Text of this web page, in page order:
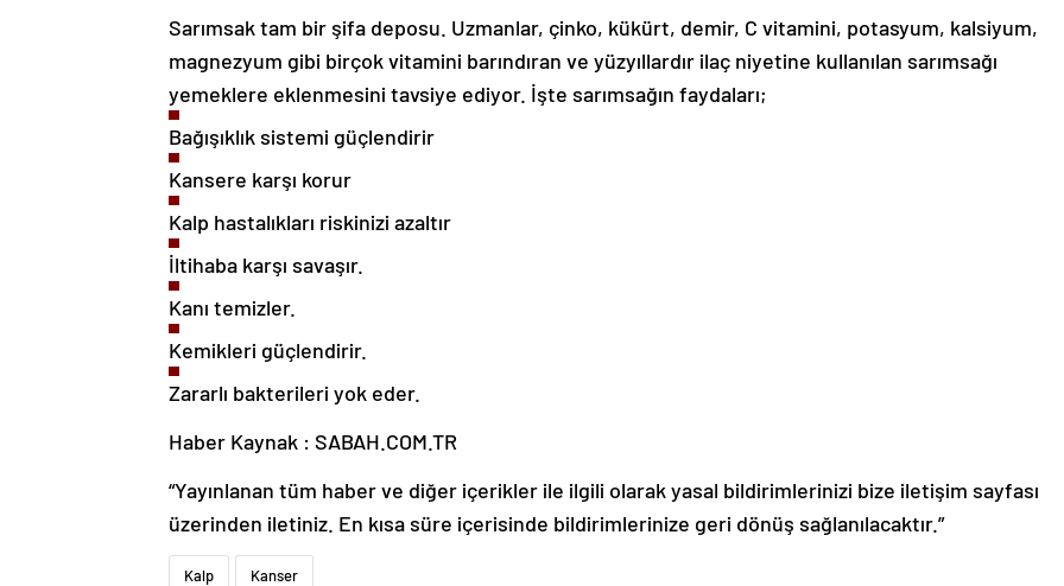
Sarımsak tam bir şifa deposu. Uzmanlar, çinko, kükürt, demir, C vitamini, potasyum, kalsiyum,
magnezyum gibi birçok vitamini barındıran ve yüzyıllardır ilaç niyetine kullanılan sarımsağı
yemeklere eklenmesini tavsiye ediyor. İşte sarımsağın faydaları;
Bağışıklık sistemi güçlendirir
Kansere karşı korur
Kalp hastalıkları riskinizi azaltır
İltihaba karşı savaşır.
Kanı temizler.
Kemikleri güçlendirir.
Zararlı bakterileri yok eder.
Haber Kaynak : SABAH.COM.TR
“Yayınlanan tüm haber ve diğer içerikler ile ilgili olarak yasal bildirimlerinizi bize iletişim sayfası
üzerinden iletiniz. En kısa süre içerisinde bildirimlerinize geri dönüş sağlanılacaktır.”
Kalp Kanser